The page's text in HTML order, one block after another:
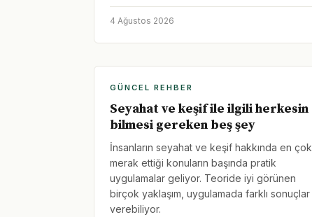
4 Ağustos 2026
GÜNCEL REHBER
Seyahat ve keşif ile ilgili herkesin
bilmesi gereken beş şey
İnsanların seyahat ve keşif hakkında en çok
merak ettiği konuların başında pratik
uygulamalar geliyor. Teoride iyi görünen
birçok yaklaşım, uygulamada farklı sonuçlar
verebiliyor.